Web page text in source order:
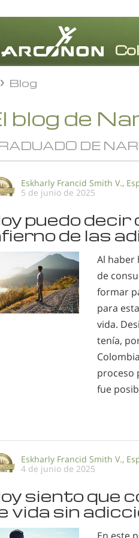
Blog
blog de
DE
Eskharly Francid Smith V.,
5 de junio de 2025
puedo decir
de las
Al haber
de
formar
para
vida.
tenía,
proceso
fue
Eskharly Francid Smith V.,
4 de junio de 2025
siento que
vida sin
Blog